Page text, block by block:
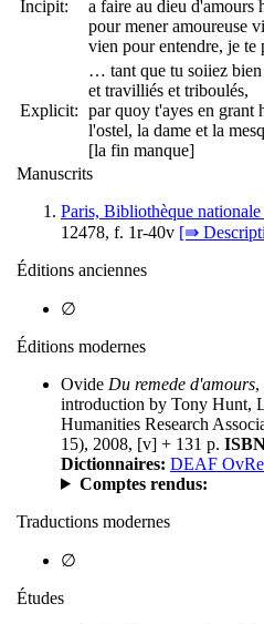
Incipit:
a faire au dieu d'amours
pour mener amoureuse
vien pour entendre, je
Explicit:
… tant que tu soiiez
et travilliés et triboulés,
par quoy t'ayes en grant
l'ostel, la dame et la
[la fin manque]
Manuscrits
Paris, Bibliothèque nationale
12478, f. 1r-40v [⇛
Éditions anciennes
∅
Éditions modernes
Ovide Du remede d'amours,
introduction by Tony Hunt,
Humanities Research
15), 2008, [v] + 131 p.
Dictionnaires: DEAF
Comptes rendus:
Traductions modernes
∅
Études